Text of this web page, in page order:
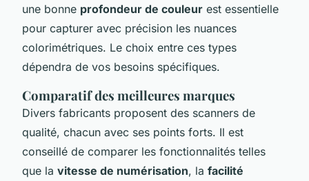
une bonne profondeur de couleur est essentielle
pour capturer avec précision les nuances
colorimétriques. Le choix entre ces types
dépendra de vos besoins spécifiques.
Comparatif des meilleures marques
Divers fabricants proposent des scanners de
qualité, chacun avec ses points forts. Il est
conseillé de comparer les fonctionnalités telles
que la vitesse de numérisation, la facilité